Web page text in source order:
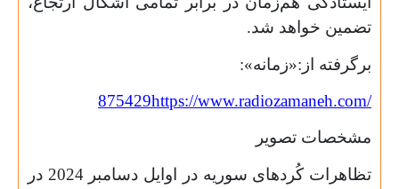
تضمین خواهد شد.
برگرفته از:«زمانه»:
https://www.radiozamaneh.com/
875429
مشخصات تصویر
تظاهرات کُردهای سوریه در اوایل دسامبر 2024 در